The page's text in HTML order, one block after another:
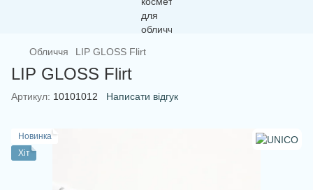
Обличчя LIP GLOSS Flirt
LIP GLOSS Flirt
Артикул: 10101012 Написати відгук
Новинка
Хіт